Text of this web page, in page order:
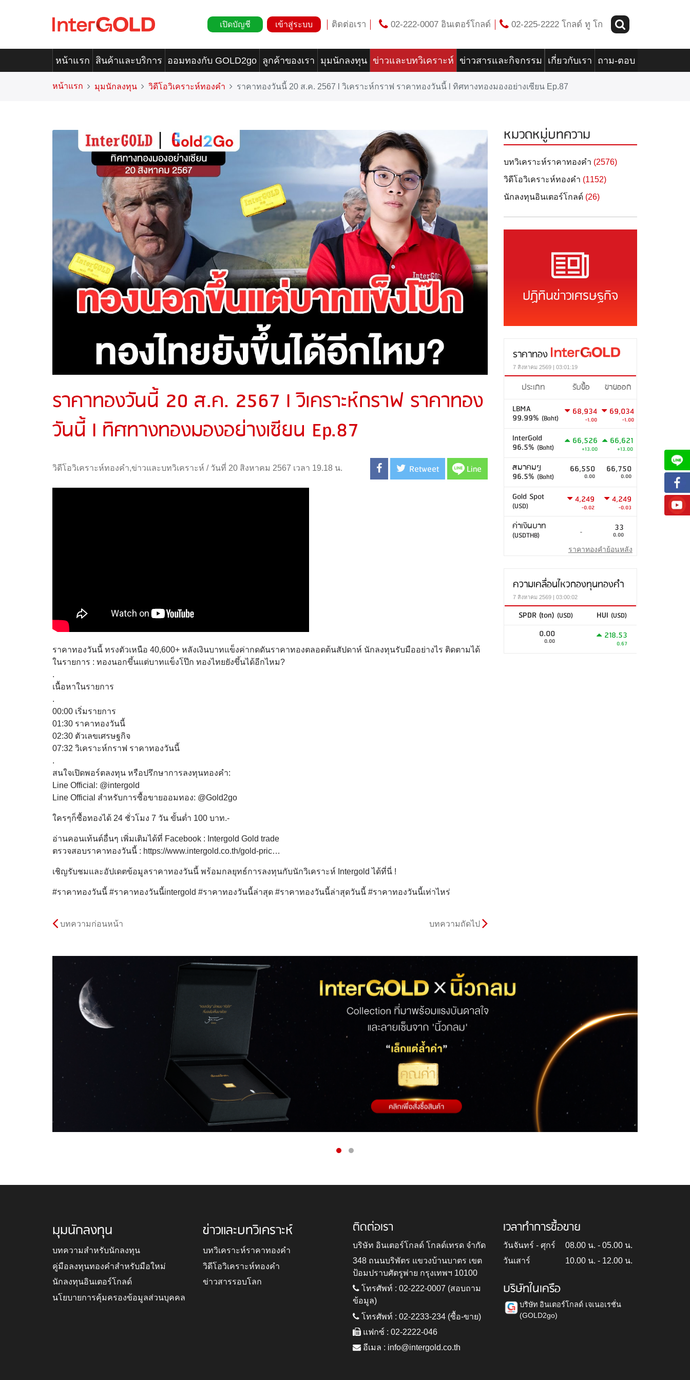
เปิดบัญชี เข้าสู่ระบบ ติดต่อเรา 02-222-0007 อินเตอร์โกลด์ 02-225-2222 โกลด์ ทู โก
หน้าแรก สินค้าและบริการ ออมทองกับ GOLD2go ลูกค้าของเรา มุมนักลงทุน ข่าวและบทวิเคราะห์ ข่าวสารและกิจกรรม เกี่ยวกับเรา ถาม-ตอบ
หน้าแรก มุมนักลงทุน วิดีโอวิเคราะห์ทองคำ ราคาทองวันนี้ 20 ส.ค. 2567 l วิเคราะห์กราฟ ราคาทองวันนี้ l ทิศทางทองมองอย่างเซียน Ep.87
ราคาทองวันนี้ 20 ส.ค. 2567 l วิเคราะห์กราฟ ราคาทอง
วันนี้ l ทิศทางทองมองอย่างเซียน Ep.87
วิดีโอวิเคราะห์ทองคำ,ข่าวและบทวิเคราะห์ / วันที่ 20 สิงหาคม 2567 เวลา 19.18 น. Retweet Line
ราคาทองวันนี้ ทรงตัวเหนือ 40,600+ หลังเงินบาทแข็งค่ากดดันราคาทองตลอดต้นสัปดาห์ นักลงทุนรับมืออย่างไร ติดตามได้
ในรายการ : ทองนอกขึ้นแต่บาทแข็งโป๊ก ทองไทยยังขึ้นได้อีกไหม?
.
เนื้อหาในรายการ
.
00:00 เริ่มรายการ
01:30 ราคาทองวันนี้
02:30 ตัวเลขเศรษฐกิจ
07:32 วิเคราะห์กราฟ ราคาทองวันนี้
.
สนใจเปิดพอร์ตลงทุน หรือปรึกษาการลงทุนทองคำ:
Line Official: @intergold
Line Official สำหรับการซื้อขายออมทอง: @Gold2go
ใครๆก็ซื้อทองได้ 24 ชั่วโมง 7 วัน ขั้นต่ำ 100 บาท.-
อ่านคอนเท้นต์อื่นๆ เพิ่มเติมได้ที่ Facebook : Intergold Gold trade
ตรวจสอบราคาทองวันนี้ : https://www.intergold.co.th/gold-pric…
เชิญรับชมและอัปเดตข้อมูลราคาทองวันนี้ พร้อมกลยุทธ์การลงทุนกับนักวิเคราะห์ Intergold ได้ที่นี่ !
#ราคาทองวันนี้ #ราคาทองวันนี้intergold #ราคาทองวันนี้ล่าสุด #ราคาทองวันนี้ล่าสุดวันนี้ #ราคาทองวันนี้เท่าไหร่
บทความก่อนหน้า บทความถัดไป
หมวดหมู่บทความ
บทวิเคราะห์ราคาทองคำ (2576)
วิดีโอวิเคราะห์ทองคำ (1152)
นักลงทุนอินเตอร์โกลด์ (26)
ปฏิทินข่าวเศรษฐกิจ
ราคาทอง
7 สิงหาคม 2569 | 03:01:19
ประเภท รับซื้อ
ขายออก
LBMA
99.99% (Baht)
68,934
-1.00
69,034
-1.00
InterGold
96.5% (Baht)
66,526
+13.00
66,621
+13.00
สมาคมฯ
96.5% (Baht)
66,550
0.00
66,750
0.00
Gold Spot
(USD)
4,249
-0.02
4,249
-0.03
ค่าเงินบาท
(USDTHB) - 33
0.00
ราคาทองคำย้อนหลัง
ความเคลื่อนไหวกองทุนทองคำ
7 สิงหาคม 2569 | 03:00:02
SPDR (ton) (USD) HUI (USD)
0.00
0.00 218.53
0.67
มุมนักลงทุน
บทความสำหรับนักลงทุน
คู่มือลงทุนทองคำสำหรับมือใหม่
นักลงทุนอินเตอร์โกลด์
นโยบายการคุ้มครองข้อมูลส่วนบุคคล
ข่าวและบทวิเคราะห์
บทวิเคราะห์ราคาทองคำ
วิดีโอวิเคราะห์ทองคำ
ข่าวสารรอบโลก
ติดต่อเรา
บริษัท อินเตอร์โกลด์ โกลด์เทรด จำกัด
348 ถนนบริพัตร แขวงบ้านบาตร เขต
ป้อมปราบศัตรูพ่าย กรุงเทพฯ 10100
โทรศัพท์ : 02-222-0007 (สอบถาม
ข้อมูล)
โทรศัพท์ : 02-2233-234 (ซื้อ-ขาย)
แฟกซ์ : 02-2222-046
อีเมล : info@intergold.co.th
เวลาทำการซื้อขาย
วันจันทร์ - ศุกร์
08.00 น. - 05.00 น.
วันเสาร์
10.00 น. - 12.00 น.
บริษัทในเครือ
บริษัท อินเตอร์โกลด์ เจเนอเรชั่น
(GOLD2go)